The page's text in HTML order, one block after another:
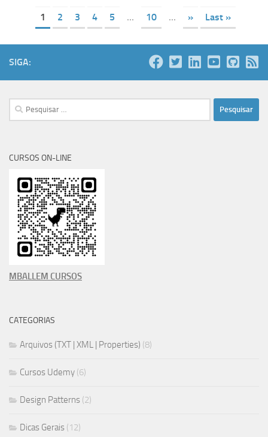
1 2 3 4 5 ... 10 ... » Last »
SIGA:
Pesquisar
por:
CURSOS ON-LINE
MBALLEM CURSOS
CATEGORIAS
Arquivos (TXT | XML | Properties) (8)
Cursos Udemy (6)
Design Patterns (2)
Dicas Gerais (12)